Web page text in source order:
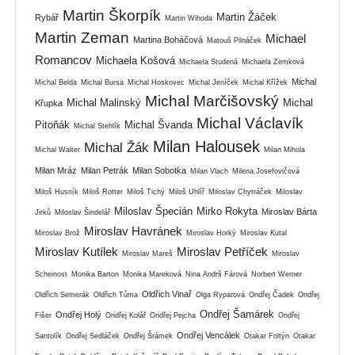
Rybář Martin Škorpík Martin Wihoda Martin Žáček
Martin Zeman Martina Boháčová Matouš Pilnáček
Michael
Romancov Michaela Košová Michaela Studená Michaela Zemková
Michal Belda Michal Bursa Michal Hoskovec Michal Jeníček Michal Křížek Michal
Křupka Michal Malinský Michal Marčišovský Michal
Pitoňák
Michal Stehlík Michal Švanda Michal Václavík
Michal Walter Michal Žák Milan Halousek Milan Mihola
Milan Mráz Milan Petrák Milan Sobotka Milan Vlach Milena Josefovičová
Miloš Husník Miloš Rotter Miloš Tichý Miloš Uhlíř Miloslav Chytráček Miloslav
Jirků Miloslav Šindelář Miloslav Špecián Mirko Rokyta Miroslav Bárta
Miroslav Brož Miroslav Havránek Miroslav Horký Miroslav Kutal
Miroslav Kutílek Miroslav Mareš Miroslav Petříček Miroslav
Scheinost Monika Barton Monika Mareková Nina Andrš Fárová Norbert Werner
Oldřich Semerák Oldřich Tůma Oldřich Vinař Olga Ryparová Ondřej Čadek Ondřej
Fišer Ondřej Holý Ondřej Kolář Ondřej Pejcha Ondřej Šamárek Ondřej
Santolík Ondřej Sedláček Ondřej Šrámek Ondřej Vencálek Otakar Foltýn Otakar